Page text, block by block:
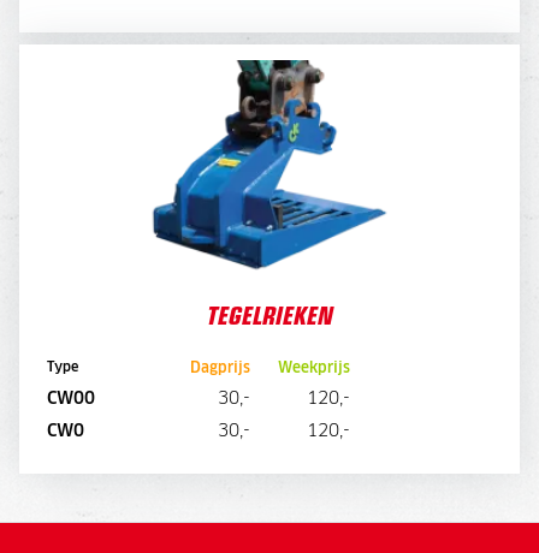
TEGELRIEKEN
Type Dagprijs Weekprijs
CW00 30,-
120,-
CW0
30,- 120,-
TEGELRIEKEN
DIRECT AANVRAGEN